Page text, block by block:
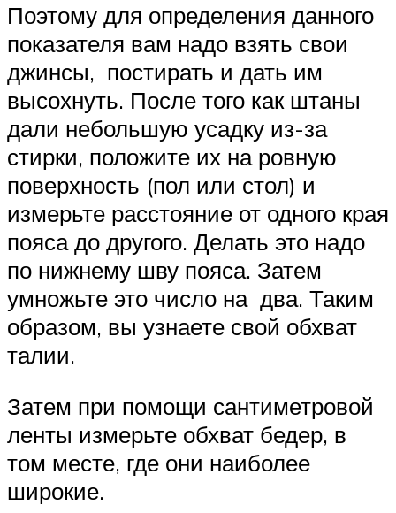
Поэтому для определения данного
показателя вам надо взять свои
джинсы, постирать и дать им
высохнуть. После того как штаны
дали небольшую усадку из-за
стирки, положите их на ровную
поверхность (пол или стол) и
измерьте расстояние от одного края
пояса до другого. Делать это надо
по нижнему шву пояса. Затем
умножьте это число на два. Таким
образом, вы узнаете свой обхват
талии.
Затем при помощи сантиметровой
ленты измерьте обхват бедер, в
том месте, где они наиболее
широкие.